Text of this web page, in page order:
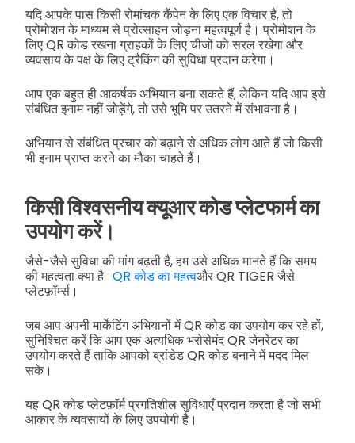
यदि आपके पास किसी रोमांचक कैंपेन के लिए एक विचार है, तो
प्रोमोशन के माध्यम से प्रोत्साहन जोड़ना महत्वपूर्ण है। प्रोमोशन के
लिए QR कोड रखना ग्राहकों के लिए चीजों को सरल रखेगा और
व्यवसाय के पक्ष के लिए ट्रैकिंग की सुविधा प्रदान करेगा।
आप एक बहुत ही आकर्षक अभियान बना सकते हैं, लेकिन यदि आप इसे
संबंधित इनाम नहीं जोड़ेंगे, तो उसे भूमि पर उतरने में संभावना है।
अभियान से संबंधित प्रचार को बढ़ाने से अधिक लोग आते हैं जो किसी
भी इनाम प्राप्त करने का मौका चाहते हैं।
किसी विश्वसनीय क्यूआर कोड प्लेटफार्म का
उपयोग करें।
जैसे-जैसे सुविधा की मांग बढ़ती है, हम उसे अधिक मानते हैं कि समय
की महत्वता क्या है।QR कोड का महत्वऔर QR TIGER जैसे
प्लेटफ़ॉर्म्स।
जब आप अपनी मार्केटिंग अभियानों में QR कोड का उपयोग कर रहे हों,
सुनिश्चित करें कि आप एक अत्यधिक भरोसेमंद QR जेनरेटर का
उपयोग करते हैं ताकि आपको ब्रांडेड QR कोड बनाने में मदद मिल
सके।
यह QR कोड प्लेटफ़ॉर्म प्रगतिशील सुविधाएँ प्रदान करता है जो सभी
आकार के व्यवसायों के लिए उपयोगी है।